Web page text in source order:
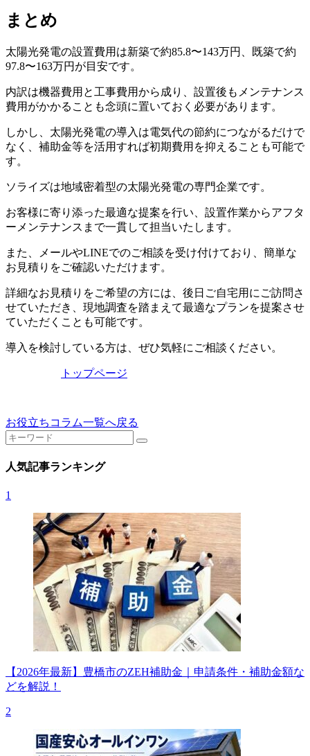
まとめ
太陽光発電の設置費用は新築で約85.8〜143万円、既築で約
97.8〜163万円が目安です。
内訳は機器費用と工事費用から成り、設置後もメンテナンス
費用がかかることも念頭に置いておく必要があります。
しかし、太陽光発電の導入は電気代の節約につながるだけで
なく、補助金等を活用すれば初期費用を抑えることも可能で
す。
ソライズは地域密着型の太陽光発電の専門企業です。
お客様に寄り添った最適な提案を行い、設置作業からアフタ
ーメンテナンスまで一貫して担当いたします。
また、メールやLINEでのご相談を受け付けており、簡単な
お見積りをご確認いただけます。
詳細なお見積りをご希望の方には、後日ご自宅用にご訪問さ
せていただき、現地調査を踏まえて最適なプランを提案させ
ていただくことも可能です。
導入を検討している方は、ぜひ気軽にご相談ください。
トップページ
お役立ちコラム一覧へ戻る
人気記事ランキング
1
【2026年最新】豊橋市のZEH補助金｜申請条件・補助金額な
どを解説！
2